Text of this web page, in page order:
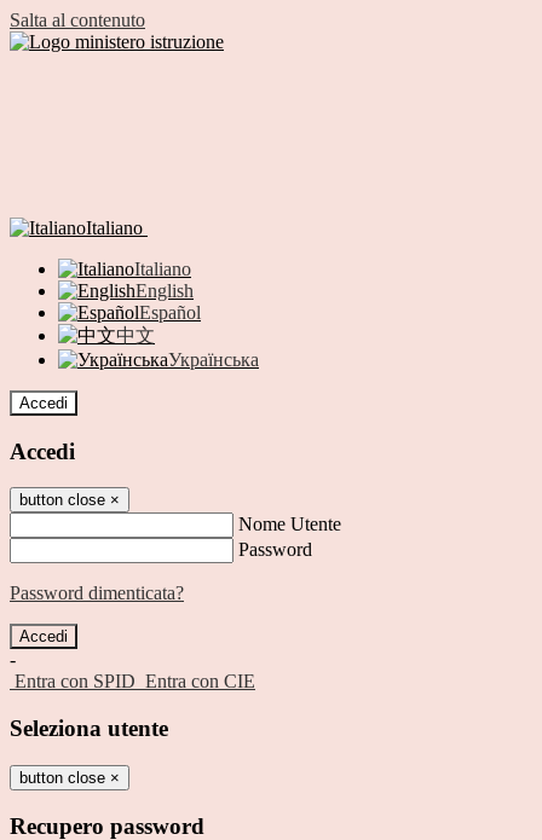
Salta al contenuto
Italiano
Italiano
English
Español
中文
Українська
Accedi
Accedi
button close ×
Nome Utente
Password
Password dimenticata?
-
Entra con SPID Entra con CIE
Seleziona utente
button close ×
Recupero password